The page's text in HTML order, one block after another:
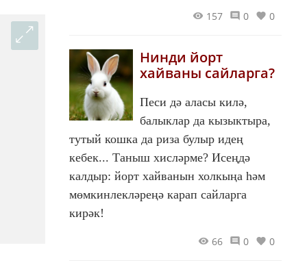
157 0 0
Нинди йорт
хайваны сайларга?
Песи дә аласы килә,
балыклар да кызыктыра,
тутый кошка да риза булыр идең
кебек... Таныш хисләрме? Исеңдә
калдыр: йорт хайванын холкыңа һәм
мөмкинлекләреңә карап сайларга
кирәк!
66 0 0